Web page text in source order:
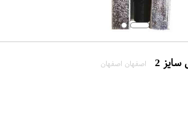
2 اصفهان اصفهان